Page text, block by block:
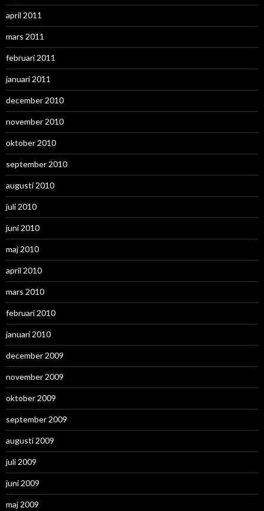
april 2011
mars 2011
februari 2011
januari 2011
december 2010
november 2010
oktober 2010
september 2010
augusti 2010
juli 2010
juni 2010
maj 2010
april 2010
mars 2010
februari 2010
januari 2010
december 2009
november 2009
oktober 2009
september 2009
augusti 2009
juli 2009
juni 2009
maj 2009